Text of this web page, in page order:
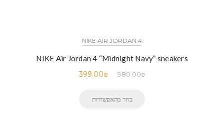
NIKE AIR JORDAN 4
NIKE Air Jordan 4 “Midnight Navy” sneakers
980.00₪
399.00₪
בחר מהאפשרויות